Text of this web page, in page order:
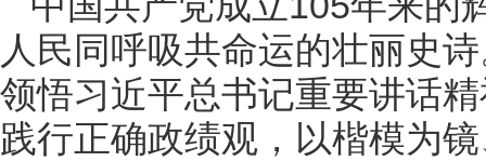
人民同呼吸共命运的壮丽史
领悟习近平总书记重要讲话
践行正确政绩观，以楷模为